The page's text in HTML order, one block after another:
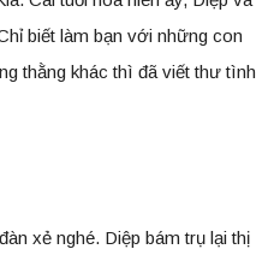
biết làm bạn với những con
thằng khác thì đã viết thư tình
xẻ nghé. Diệp bám trụ lại thị